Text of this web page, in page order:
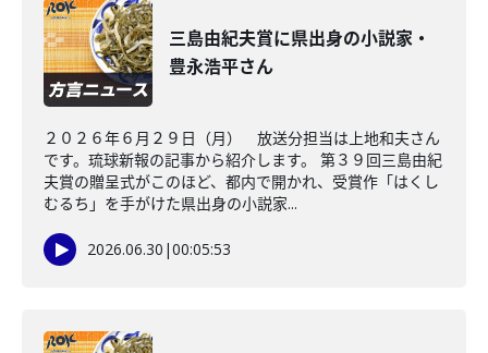
三島由紀夫賞に県出身の小説家・
豊永浩平さん
２０２６年６月２９日（月） 放送分担当は上地和夫さん
です。琉球新報の記事から紹介します。 第３９回三島由紀
夫賞の贈呈式がこのほど、都内で開かれ、受賞作「はくし
むるち」を手がけた県出身の小説家...
2026.06.30 |00:05:53